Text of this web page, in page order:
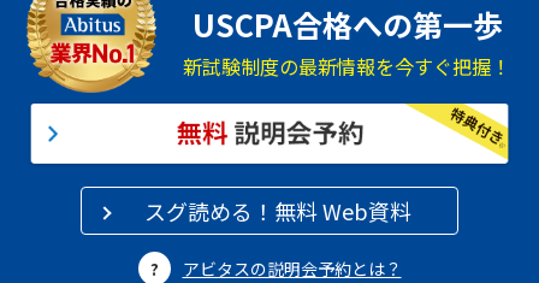
USCPA合格への第一歩
新試験制度の最新情報を今すぐ把握！
スグ読める！無料 Web資料
アビタスの説明会予約とは？